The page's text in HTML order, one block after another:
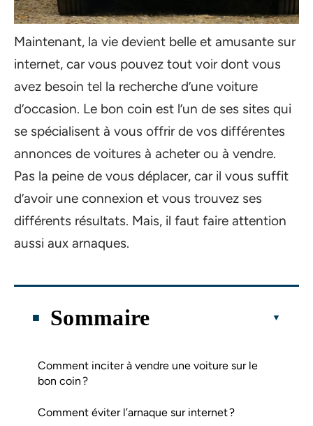
Maintenant, la vie devient belle et amusante sur
internet, car vous pouvez tout voir dont vous
avez besoin tel la recherche d’une voiture
d’occasion. Le bon coin est l’un de ses sites qui
se spécialisent à vous offrir de vos différentes
annonces de voitures à acheter ou à vendre.
Pas la peine de vous déplacer, car il vous suffit
d’avoir une connexion et vous trouvez ses
différents résultats. Mais, il faut faire attention
aussi aux arnaques.
Sommaire
Comment inciter à vendre une voiture sur le
bon coin ?
Comment éviter l’arnaque sur internet ?